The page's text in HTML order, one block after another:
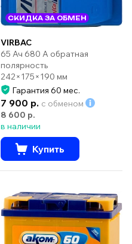
СКИДКА ЗА ОБМЕН
VIRBAC
65 Ач 680 А обратная
полярность
242×175×190 мм
Гарантия 60 мес.
7 900 р. с обменом
8 600 р.
в наличии
Купить